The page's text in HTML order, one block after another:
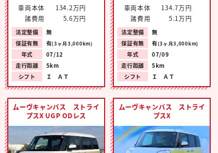
車両本体
134.2万円
諸費用
5.6万円
法定整備
無
保証有無
有(3ヶ月3,000km)
年式
07/12
走行距離
5km
シフト
Ｉ ＡＴ
車両本体
134.7万円
諸費用
5.1万円
法定整備
無
保証有無
有(3ヶ月3,000km)
年式
07/09
走行距離
5km
シフト
Ｉ ＡＴ
ムーヴキャンバス ストライ
プスX UGP ODレス
ムーヴキャンバス ストライ
プスX